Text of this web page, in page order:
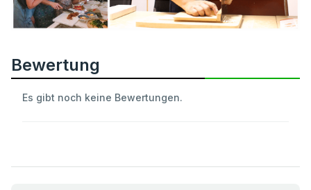
Bewertung
Es gibt noch keine Bewertungen.